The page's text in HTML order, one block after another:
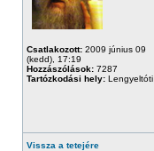
Csatlakozott: 2009 június 09
(kedd), 17:19
Hozzászólások: 7287
Tartózkodási hely: Lengyeltóti
Vissza a tetejére